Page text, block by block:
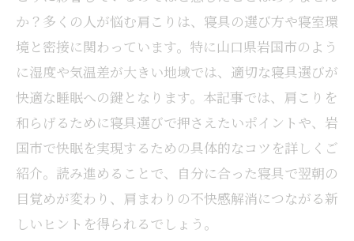
か？多くの人が悩む肩こりは、寝具の選び方や寝室環
境と密接に関わっています。特に山口県岩国市のよう
に湿度や気温差が大きい地域では、適切な寝具選びが
快適な睡眠への鍵となります。本記事では、肩こりを
和らげるために寝具選びで押さえたいポイントや、岩
国市で快眠を実現するための具体的なコツを詳しくご
紹介。読み進めることで、自分に合った寝具で翌朝の
目覚めが変わり、肩まわりの不快感解消につながる新
しいヒントを得られるでしょう。